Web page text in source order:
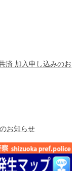
済 加入申し込みのお
お知らせ